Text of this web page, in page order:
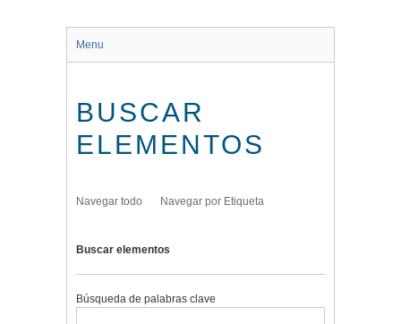
Menu
BUSCAR
ELEMENTOS
Navegar todo Navegar por Etiqueta
Buscar elementos
Búsqueda de palabras clave